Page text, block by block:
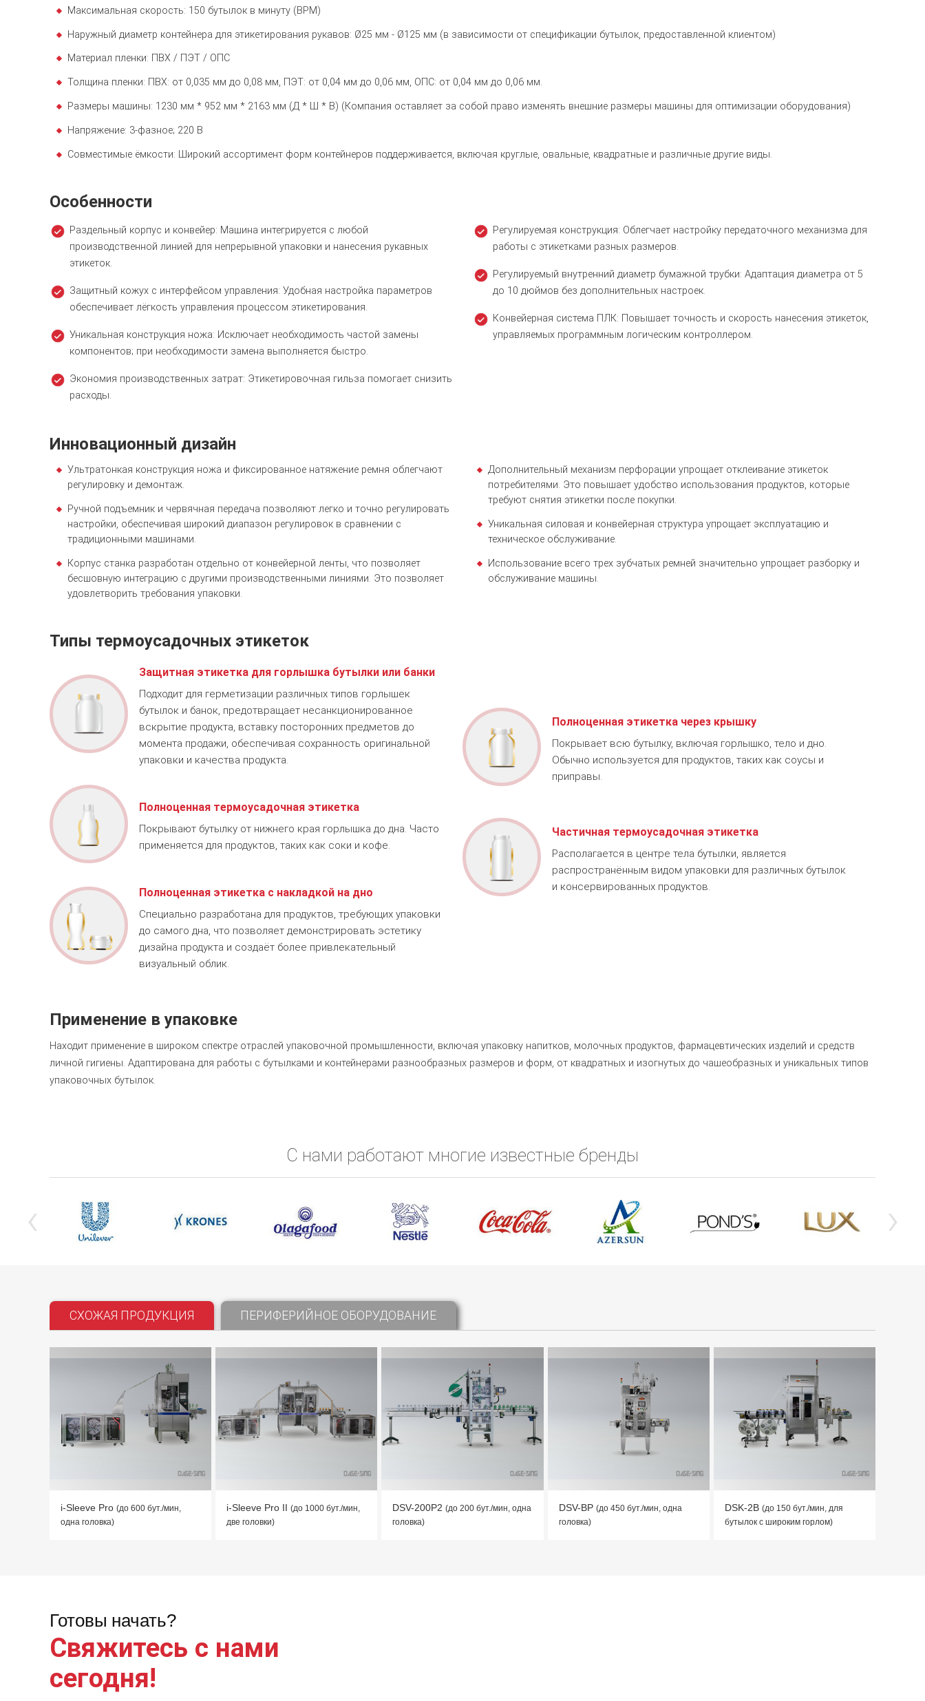
Максимальная скорость: 150 бутылок в минуту (BPM)
Наружный диаметр контейнера для этикетирования рукавов: Ø25 мм - Ø125 мм (в зависимости от спецификации бутылок, предоставленной клиентом)
Материал пленки: ПВХ / ПЭТ / ОПС
Толщина пленки: ПВХ: от 0,035 мм до 0,08 мм, ПЭТ: от 0,04 мм до 0,06 мм, ОПС: от 0,04 мм до 0,06 мм.
Размеры машины: 1230 мм * 952 мм * 2163 мм (Д * Ш * В) (Компания оставляет за собой право изменять внешние размеры машины для оптимизации оборудования)
Напряжение: 3-фазное; 220 В
Совместимые ёмкости: Широкий ассортимент форм контейнеров поддерживается, включая круглые, овальные, квадратные и различные другие виды.
Особенности
Раздельный корпус и конвейер: Машина интегрируется с любой
производственной линией для непрерывной упаковки и нанесения рукавных
этикеток.
Защитный кожух с интерфейсом управления: Удобная настройка параметров
обеспечивает лёгкость управления процессом этикетирования.
Уникальная конструкция ножа: Исключает необходимость частой замены
компонентов; при необходимости замена выполняется быстро.
Экономия производственных затрат: Этикетировочная гильза помогает снизить
расходы.
Регулируемая конструкция: Облегчает настройку передаточного механизма для
работы с этикетками разных размеров.
Регулируемый внутренний диаметр бумажной трубки: Адаптация диаметра от 5
до 10 дюймов без дополнительных настроек.
Конвейерная система ПЛК: Повышает точность и скорость нанесения этикеток,
управляемых программным логическим контроллером.
Инновационный дизайн
Ультратонкая конструкция ножа и фиксированное натяжение ремня облегчают
регулировку и демонтаж.
Ручной подъемник и червячная передача позволяют легко и точно регулировать
настройки, обеспечивая широкий диапазон регулировок в сравнении с
традиционными машинами.
Корпус станка разработан отдельно от конвейерной ленты, что позволяет
бесшовную интеграцию с другими производственными линиями. Это позволяет
удовлетворить требования упаковки.
Дополнительный механизм перфорации упрощает отклеивание этикеток
потребителями. Это повышает удобство использования продуктов, которые
требуют снятия этикетки после покупки.
Уникальная силовая и конвейерная структура упрощает эксплуатацию и
техническое обслуживание.
Использование всего трех зубчатых ремней значительно упрощает разборку и
обслуживание машины.
Типы термоусадочных этикеток
Защитная этикетка для горлышка бутылки или банки
Подходит для герметизации различных типов горлышек
бутылок и банок, предотвращает несанкционированное
вскрытие продукта, вставку посторонних предметов до
момента продажи, обеспечивая сохранность оригинальной
упаковки и качества продукта.
Полноценная этикетка через крышку
Покрывает всю бутылку, включая горлышко, тело и дно.
Обычно используется для продуктов, таких как соусы и
приправы.
Полноценная термоусадочная этикетка
Покрывают бутылку от нижнего края горлышка до дна. Часто
применяется для продуктов, таких как соки и кофе.
Частичная термоусадочная этикетка
Располагается в центре тела бутылки, является
распространённым видом упаковки для различных бутылок
и консервированных продуктов.
Полноценная этикетка с накладкой на дно
Специально разработана для продуктов, требующих упаковки
до самого дна, что позволяет демонстрировать эстетику
дизайна продукта и создаёт более привлекательный
визуальный облик.
Применение в упаковке
Находит применение в широком спектре отраслей упаковочной промышленности, включая упаковку напитков, молочных продуктов, фармацевтических изделий и средств
личной гигиены. Адаптирована для работы с бутылками и контейнерами разнообразных размеров и форм, от квадратных и изогнутых до чашеобразных и уникальных типов
упаковочных бутылок.
С нами работают многие известные бренды
‹ ›
СХОЖАЯ ПРОДУКЦИЯ ПЕРИФЕРИЙНОЕ ОБОРУДОВАНИЕ
i-Sleeve Pro (до 600 бут./мин,
одна головка)
i-Sleeve Pro II(до 1000 бут./мин,
две головки)
DSV-200P2(до 200 бут./мин, одна
головка)
DSV-BP (до 450 бут./мин, одна
головка)
DSK-2B (до 150 бут./мин, для
бутылок с широким горлом)
Готовы начать?
Свяжитесь с нами
сегодня!